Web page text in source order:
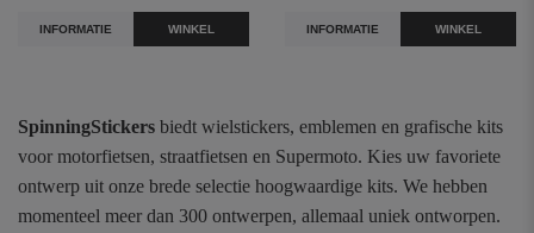
INFORMATIE WINKEL INFORMATIE WINKEL
SpinningStickers biedt wielstickers, emblemen en grafische kits
voor motorfietsen, straatfietsen en Supermoto. Kies uw favoriete
ontwerp uit onze brede selectie hoogwaardige kits. We hebben
momenteel meer dan 300 ontwerpen, allemaal uniek ontworpen.